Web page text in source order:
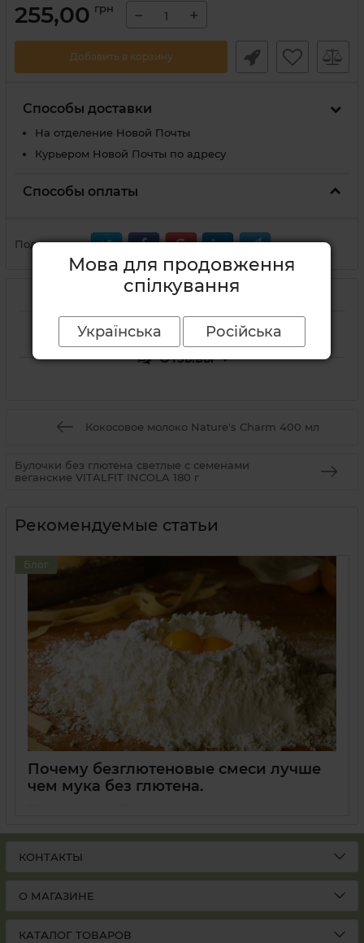
255,00 грн − +
Добавить в корзину
Способы доставки
На отделение Новой Почты
Курьером Новой Почты по адресу
Способы оплаты
Поделиться:
Отзывы
Кокосовое молоко Nature's Charm 400 мл
Булочки без глютена светлые с семенами
веганские VITALFIT INCOLA 180 г
Рекомендуемые статьи
Блог
Почему безглютеновые смеси лучше
чем мука без глютена.
КОНТАКТЫ
О МАГАЗИНЕ
КАТАЛОГ ТОВАРОВ
Мова для продовження
спілкування
Українська Російська